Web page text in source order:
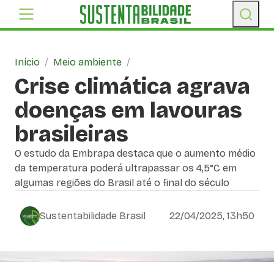
Início / Meio ambiente /
Crise climática agrava
doenças em lavouras
brasileiras
O estudo da Embrapa destaca que o aumento médio
da temperatura poderá ultrapassar os 4,5°C em
algumas regiões do Brasil até o final do século
Sustentabilidade Brasil 22/04/2025, 13h50